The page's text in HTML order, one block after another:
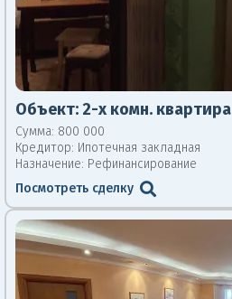
Объект: 2-х комн. квартира
Сумма: 800 000
Кредитор: Ипотечная закладная
Назначение: Рефинансирование
Посмотреть сделку